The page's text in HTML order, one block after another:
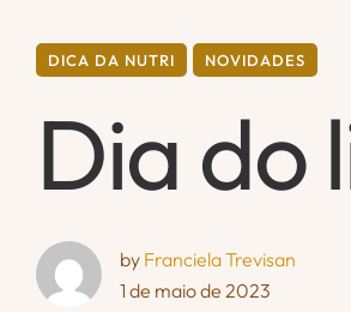
DICA DA NUTRI NOVIDADES
Dia do
by Franciela Trevisan
1 de maio de 2023